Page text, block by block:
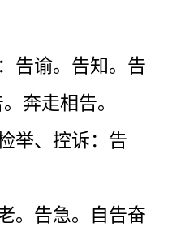
告谕。告知。告
奔走相告。
举、控诉：告
。告急。自告奋